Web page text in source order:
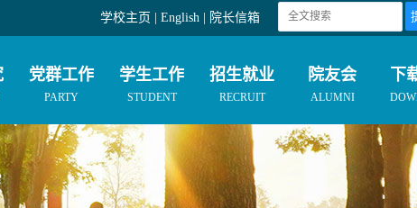
学校主页 English 院长信箱
党群工作
PARTY
学生工作
STUDENT
招生就业
RECRUIT
院友会
ALUMNI
下